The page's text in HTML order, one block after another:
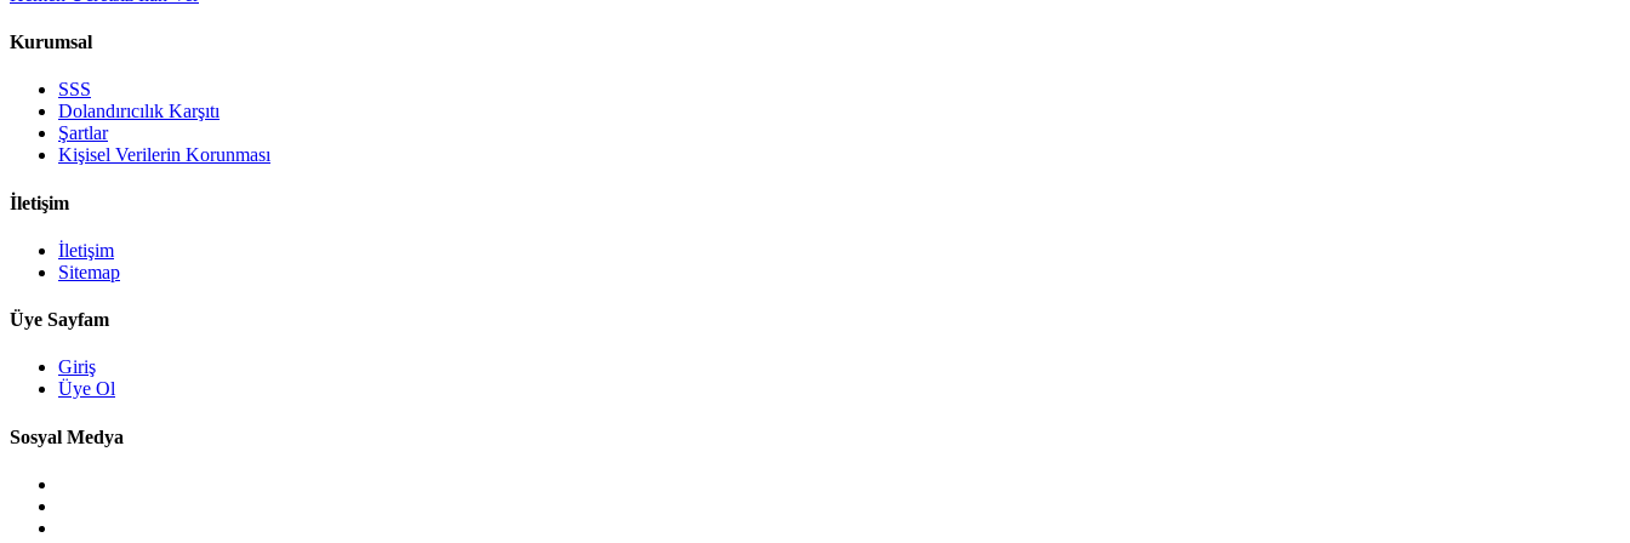
Kurumsal
SSS
Dolandırıcılık Karşıtı
Şartlar
Kişisel Verilerin Korunması
İletişim
İletişim
Sitemap
Üye Sayfam
Giriş
Üye Ol
Sosyal Medya